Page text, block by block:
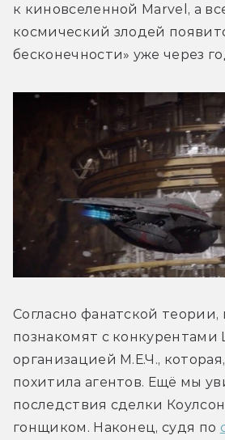
к киновселенной Marvel, а
космический злодей
бесконечности» уже через
Согласно фанатской теории,
познакомят с
организацией М.Е.Ч.,
похитила агентов. Ещё мы
последствия сделки
гонщиком. Наконец, судя по